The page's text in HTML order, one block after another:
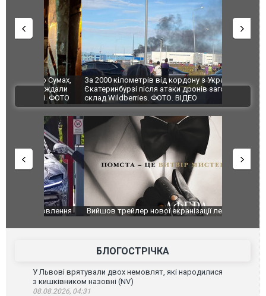
За 2000 кілометрів від кордону з Україною: в
Єкатеринбурзі після атаки дронів загорівся
склад Wildberries. ФОТО. ВІДЕО
"Мої
ВІДЕО
Вийшов трейлер нової екранізації легендарного
БЛОГОСТРІЧКА
У Львові врятували двох немовлят, які народилися
з кишківником назовні (NV)
08.08.2026, 04:31